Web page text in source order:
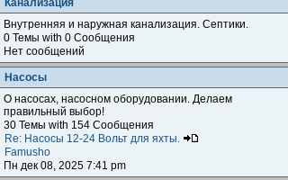
Канализация
Внутренняя и наружная канализация. Септики.
0 Темы with 0 Сообщения
Нет сообщений
Насосы
О насосах, насосном оборудовании. Делаем
правильный выбор!
30 Темы with 154 Сообщения
Re: Насосы 12-24 Вольт для яхты.
Famusho
Пн дек 08, 2025 7:41 pm